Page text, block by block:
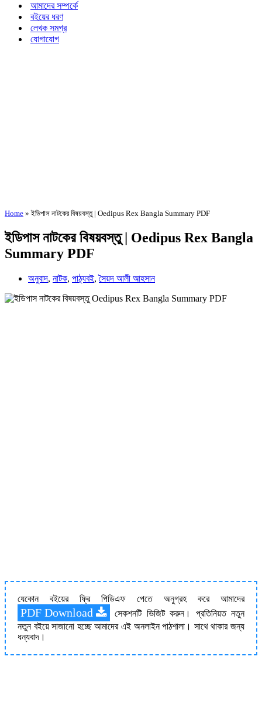
আমাদের সম্পর্কে
বইয়ের ধরণ
লেখক সমগ্র
যোগাযোগ
Home »ইডিপাস নাটকের বিষয়বস্তু | Oedipus Rex Bangla Summary PDF
ইডিপাস নাটকের বিষয়বস্তু | Oedipus Rex Bangla
Summary PDF
অনুবাদ, নাটক, পাঠ্যবই,সৈয়দ আলী আহসান
যেকোন বইয়ের ফ্রি পিডিএফ পেতে অনুগ্রহ করে আমাদের
PDF Download
সেকশনটি ভিজিট করুন। প্রতিনিয়ত নতুন
নতুন বইয়ে সাজানো হচ্ছে আমাদের এই অনলাইন পাঠশালা। সাথে থাকার জন্য
ধন্যবাদ।